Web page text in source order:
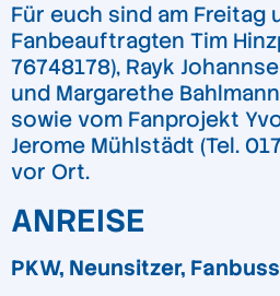
Für euch sind am Freitag
Fanbeauftragten Tim
76748178), Rayk
und Margarethe
sowie vom Fanprojekt
Jerome Mühlstädt (Tel.
vor Ort.
ANREISE
PKW, Neunsitzer,